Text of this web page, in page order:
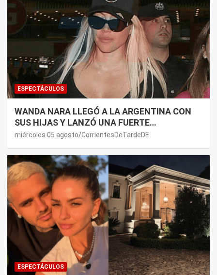
ESPECTÁCULOS
WANDA NARA LLEGÓ A LA ARGENTINA CON
SUS HIJAS Y LANZÓ UNA FUERTE
PREMONICIÓN SOBRE MAURO ICARDI
miércoles 05 agosto CorrientesDeTardeDE
ESPECTÁCULOS